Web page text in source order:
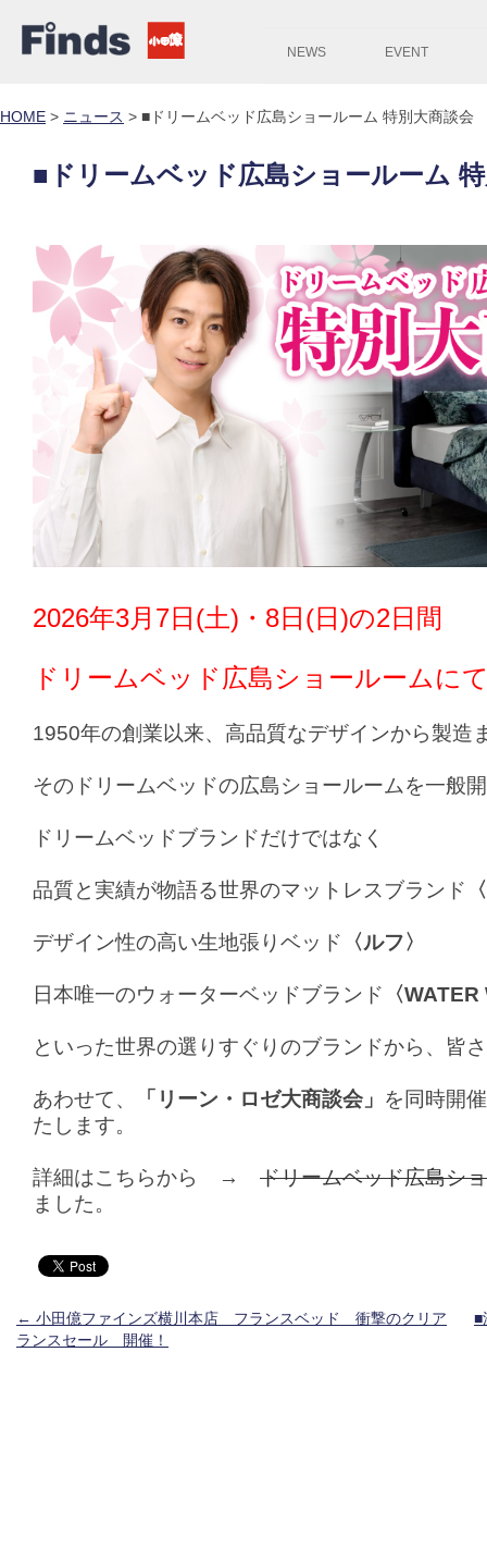
NEWS EVENT
HOME > ニュース > ■ドリームベッド広島ショールーム 特別大商談
■ドリームベッド広島ショールーム
2026年3月7日(土)・8日(日)の2日間
ドリームベッド広島ショールームに
1950年の創業以来、高品質なデザインから製造
そのドリームベッドの広島ショールームを一般
ドリームベッドブランドだけではなく
品質と実績が物語る世界のマットレスブランド
デザイン性の高い生地張りベッド 〈ルフ〉
日本唯一のウォーターベッドブランド 〈
といった世界の選りすぐりのブランドから、皆
あわせて、 「リーン・ロゼ大商談会」 を同時開
たします。
詳細はこちらから → ドリームベッド広島シ
ました。
投稿ナビゲーション
← 小田億ファインズ横川本店 フランスベッド 衝撃のクリア
ランスセール 開催！
■